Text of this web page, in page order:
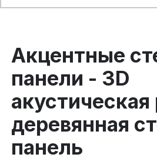
Акцентные
панели - 3D
акустическая
деревянная
панель